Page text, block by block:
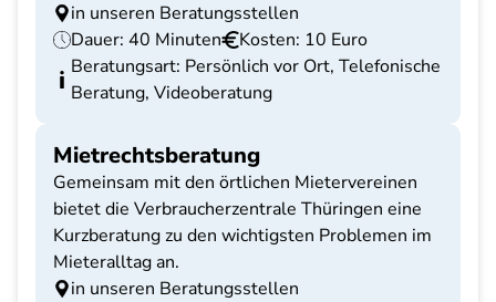
in unseren Beratungsstellen
Dauer: 40 Minuten
Kosten: 10 Euro
Beratungsart: Persönlich vor Ort, Telefonische
Beratung, Videoberatung
Mietrechtsberatung
Gemeinsam mit den örtlichen Mietervereinen
bietet die Verbraucherzentrale Thüringen eine
Kurzberatung zu den wichtigsten Problemen im
Mieteralltag an.
in unseren Beratungsstellen